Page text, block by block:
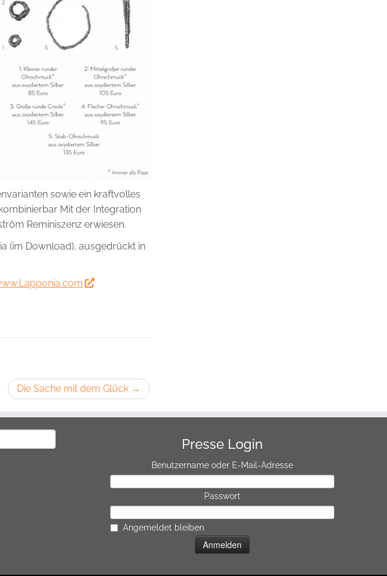
sowie ein kraftvolles
Mit der Integration
Reminiszenz erwiesen.
(im Download), ausgedrückt in
Die Sache mit dem Glück →
Presse Login
Benutzername oder E-Mail-Adresse
Passwort
Angemeldet bleiben